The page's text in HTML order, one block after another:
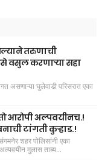
तरुणाची
वसुल करणाऱ्या सहा
घुलेवाडी परिसरात एका
आरोपी अल्पवयीनच.!
टांगती कुऱ्हाड.!
पोलिसांनी एका
मुलास ताब्य...